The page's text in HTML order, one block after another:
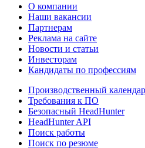
О компании
Наши вакансии
Партнерам
Реклама на сайте
Новости и статьи
Инвесторам
Кандидаты по профессиям
Производственный
Требования к ПО
Безопасный HeadHunter
HeadHunter API
Поиск работы
Поиск по резюме